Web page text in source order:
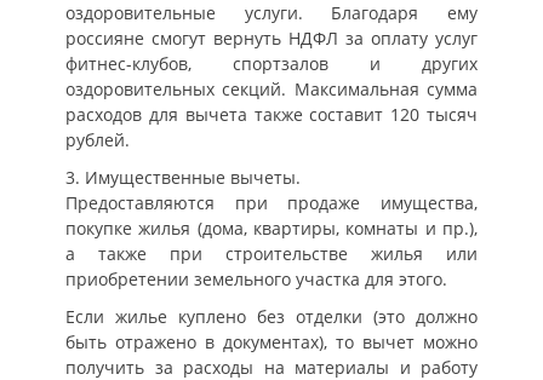
оздоровительные услуги. Благодаря ему
россияне смогут вернуть НДФЛ за оплату услуг
фитнес-клубов, спортзалов и других
оздоровительных секций. Максимальная сумма
расходов для вычета также составит 120 тысяч
рублей.
3. Имущественные вычеты.
Предоставляются при продаже имущества,
покупке жилья (дома, квартиры, комнаты и пр.),
а также при строительстве жилья или
приобретении земельного участка для этого.
Если жилье куплено без отделки (это должно
быть отражено в документах), то вычет можно
получить за расходы на материалы и работу